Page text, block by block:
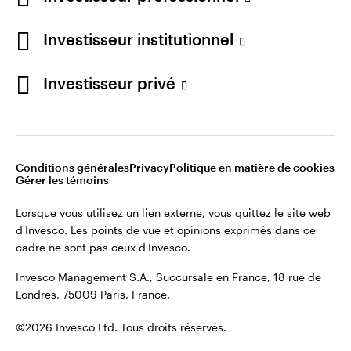
Investisseur institutionnel
Investisseur privé
Conditions généralesPrivacyPolitique en matière de cookies
Gérer les témoins
Lorsque vous utilisez un lien externe, vous quittez le site web
d'Invesco. Les points de vue et opinions exprimés dans ce
cadre ne sont pas ceux d'Invesco.
Invesco Management S.A., Succursale en France, 18 rue de
Londres, 75009 Paris, France.
©2026 Invesco Ltd. Tous droits réservés.